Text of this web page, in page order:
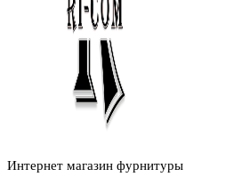
Интернет магазин фурнитуры